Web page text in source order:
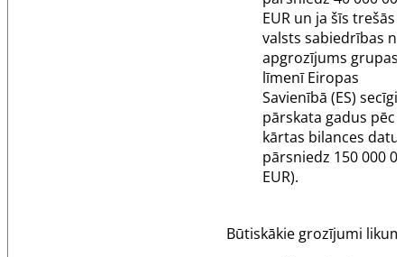
EUR un ja šīs trešās
valsts sabiedrības
apgrozījums grupas
līmenī Eiropas
Savienībā (ES) secīgi
pārskata gadus pēc
kārtas bilances
pārsniedz 150 000
EUR).
Būtiskākie grozījumi